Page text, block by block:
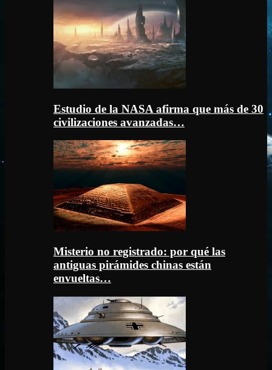
Estudio de la NASA afirma que más de 30
civilizaciones avanzadas…
Misterio no registrado: por qué las
antiguas pirámides chinas están
envueltas…